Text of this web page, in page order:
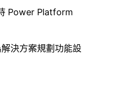
Power Platform
決方案規劃功能設